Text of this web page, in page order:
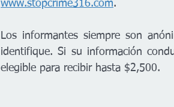
www.stopcrime316.com.
Los informantes siempre son
identifique. Si su información
elegible para recibir hasta $2,500.